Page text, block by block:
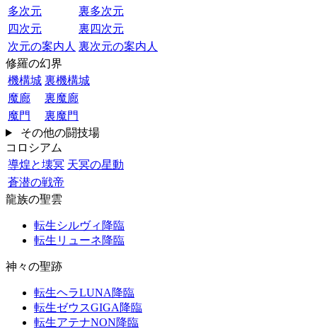
多次元
裏多次元
四次元
裏四次元
次元の案内人 裏次元の案内人
修羅の幻界
機構城 裏機構城
魔廊
裏魔廊
魔門
裏魔門
その他の闘技場
コロシアム
導煌と壊冥 天冥の星動
蒼潜の戦帝
龍族の聖雲
転生シルヴィ降臨
転生リューネ降臨
神々の聖跡
転生ヘラLUNA降臨
転生ゼウスGIGA降臨
転生アテナNON降臨